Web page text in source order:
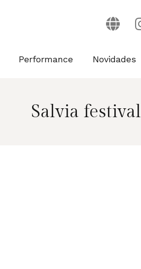
Performance Novidades
Salvia festival